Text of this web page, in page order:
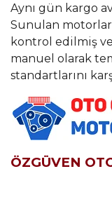
Aynı gün kargo
Sunulan motorlar
kontrol edilmiş ve
manuel olarak
standartlarını
ÖZGÜVEN